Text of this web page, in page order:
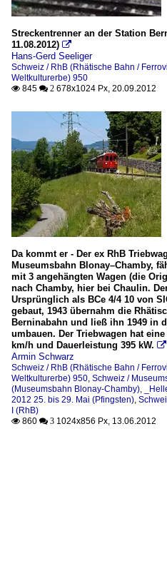
Streckentrenner an der Station
11.08.2012) 
Hans-Gerd Seeliger
Schweiz / RhB (Rhätische Bahn /
Weltkulturerbe) 950
 845  2 678x1024 Px, 20.09.2012
Da kommt er - Der ex RhB
Museumsbahn Blonay–Chamby,
mit 3 angehängten Wagen (die
nach Chamby, hier bei Chaulin.
Ursprünglich als BCe 4/4 10 von
gebaut, 1943 übernahm die
Berninabahn und ließ ihn 1949 in
umbauen. Der Triebwagen hat
km/h und Dauerleistung 395 kW. 
Armin Schwarz
Schweiz / RhB (Rhätische Bahn /
Weltkulturerbe) 950, Schweiz /
(Museumsbahn Blonay-Chamby),
2012 25. bis 29. Mai (Pfingsten),
I (RhB)
 860  3 1024x856 Px, 13.06.2012